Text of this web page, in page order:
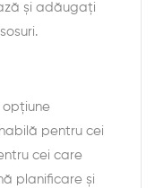
și adăugați
pentru cei
cei care
planificare și